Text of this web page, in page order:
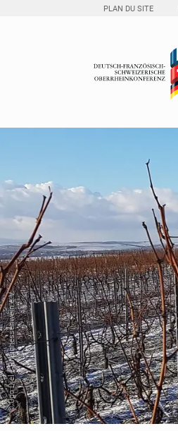
PLAN DU SITE
© Udo Diel / Rheinhessenwein e.V.